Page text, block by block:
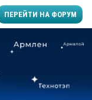
ПЕРЕЙТИ НА ФОРУМ
умельцы изготовили
колонок полностью из